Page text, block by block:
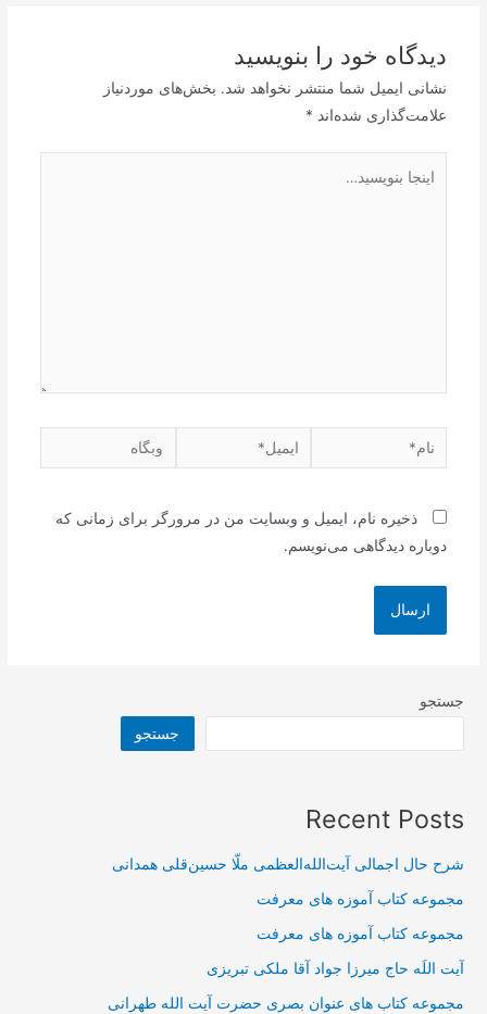
دیدگاه‌ خود را بنویسید
نشانی ایمیل شما منتشر نخواهد شد. بخش‌های موردنیاز
علامت‌گذاری شده‌اند *
بنویسید…
نام* ایمیل* وبگاه
ذخیره نام، ایمیل و وبسایت من در مرورگر برای زمانی که
دوباره دیدگاهی می‌نویسم.
جستجو
جستجو
Recent Posts
شرح حال اجمالی آیت‌الله‌العظمی ملّا حسین‌قلی همدانی
مجموعه کتاب آموزه های معرفت
مجموعه کتاب آموزه های معرفت
آیت اللَه حاج میرزا جواد آقا ملکی تبریزی
مجموعه کتاب های عنوان بصری حضرت آیت الله طهرانی